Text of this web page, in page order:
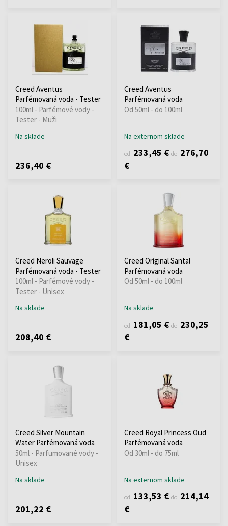
Creed Aventus
Parfémovaná voda - Tester
100ml - Parfémové vody -
Tester - Muži
Na sklade
236,40 €
Creed Aventus
Parfémovaná voda
Od 50ml - do 100ml
Na externom sklade
od 233,45 € do 276,70
€
Creed Neroli Sauvage
Parfémovaná voda - Tester
100ml - Parfémové vody -
Tester - Unisex
Na sklade
208,40 €
Creed Original Santal
Parfémovaná voda
Od 50ml - do 100ml
Na sklade
od 181,05 € do 230,25
€
Creed Silver Mountain
Water Parfémovaná voda
50ml - Parfumované vody -
Unisex
Na sklade
201,22 €
Creed Royal Princess Oud
Parfémovaná voda
Od 30ml - do 75ml
Na externom sklade
od 133,53 € do 214,14
€